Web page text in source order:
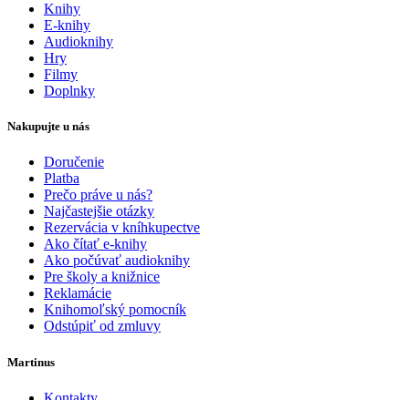
Knihy
E-knihy
Audioknihy
Hry
Filmy
Doplnky
Nakupujte u nás
Doručenie
Platba
Prečo práve u nás?
Najčastejšie otázky
Rezervácia v kníhkupectve
Ako čítať e-knihy
Ako počúvať audioknihy
Pre školy a knižnice
Reklamácie
Knihomoľský pomocník
Odstúpiť od zmluvy
Martinus